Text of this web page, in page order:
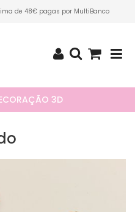
de 48€ pagas por MultiBanco
3D